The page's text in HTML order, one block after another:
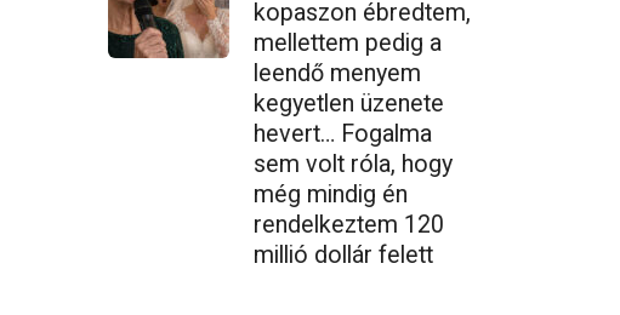
kopaszon ébredtem,
mellettem pedig a
leendő menyem
kegyetlen üzenete
hevert… Fogalma
sem volt róla, hogy
még mindig én
rendelkeztem 120
millió dollár felett